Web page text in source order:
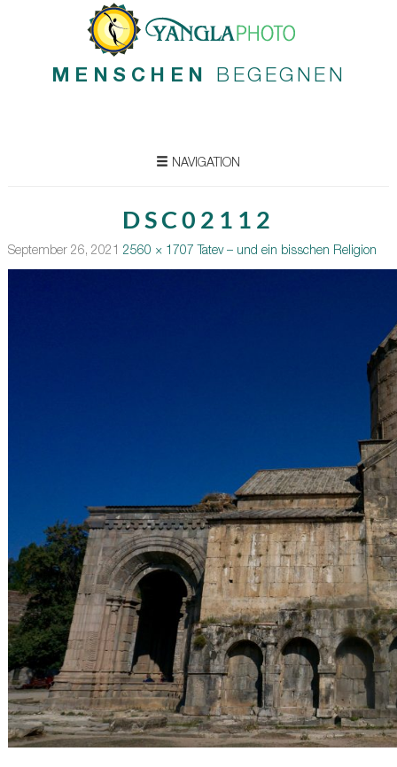
MENSCHEN BEGEGNEN
NAVIGATION
DSC02112
September 26, 2021 2560 × 1707 Tatev – und ein bisschen Religion